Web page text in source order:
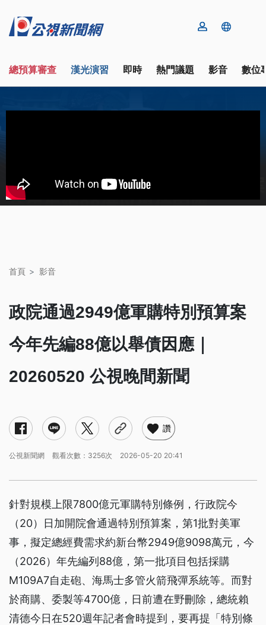
總預算審查 漢光演習 即時 熱門議題 影音 數位
首頁 影音
政院通過2949億軍購特別預算案
今年先編88億以舉債因應｜
20260520 公視晚間新聞
讚
公視新聞網 觀看次數：3256次 2026-05-20 20:41
針對規模上限7800億元軍購特別條例，行政院今
（20）日加開院會通過特別預算案，第1批對美軍
事，擬定總經費需求約新台幣2949億9098萬元，今
（2026）年先編列88億，第一批項目包括採購
M109A7自走砲、海馬士多管火箭飛彈系統等。而對
於商購、委製等4700億，日前遭在野刪除，總統賴
清德今日在520週年記者會時提到，要再提「特別條